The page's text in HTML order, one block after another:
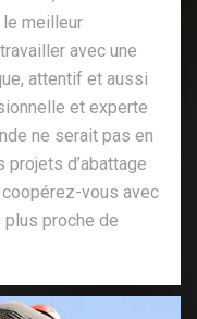
meilleur
avec une
attentif et aussi
et experte
ne serait pas en
d’abattage
vous avec
proche de